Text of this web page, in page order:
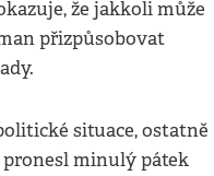
že jakkoli může
přizpůsobovat
situace, ostatně
minulý pátek